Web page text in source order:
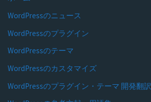
WordPressのニュース
WordPressのプラグイン
WordPressのテーマ
WordPressのカスタマイズ
WordPressのプラグイン・テーマ 開発翻訳